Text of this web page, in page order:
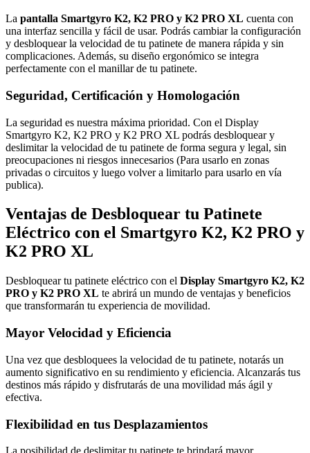
La pantalla Smartgyro K2, K2 PRO y K2 PRO XL cuenta con
una interfaz sencilla y fácil de usar. Podrás cambiar la configuración
y desbloquear la velocidad de tu patinete de manera rápida y sin
complicaciones. Además, su diseño ergonómico se integra
perfectamente con el manillar de tu patinete.
Seguridad, Certificación y Homologación
La seguridad es nuestra máxima prioridad. Con el Display
Smartgyro K2, K2 PRO y K2 PRO XL podrás desbloquear y
deslimitar la velocidad de tu patinete de forma segura y legal, sin
preocupaciones ni riesgos innecesarios (Para usarlo en zonas
privadas o circuitos y luego volver a limitarlo para usarlo en vía
publica).
Ventajas de Desbloquear tu Patinete
Eléctrico con el Smartgyro K2, K2 PRO y
K2 PRO XL
Desbloquear tu patinete eléctrico con el Display Smartgyro K2, K2
PRO y K2 PRO XL te abrirá un mundo de ventajas y beneficios
que transformarán tu experiencia de movilidad.
Mayor Velocidad y Eficiencia
Una vez que desbloquees la velocidad de tu patinete, notarás un
aumento significativo en su rendimiento y eficiencia. Alcanzarás tus
destinos más rápido y disfrutarás de una movilidad más ágil y
efectiva.
Flexibilidad en tus Desplazamientos